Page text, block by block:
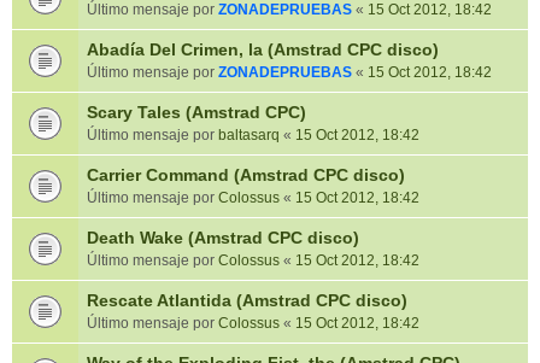
Último mensaje por ZONADEPRUEBAS « 15 Oct 2012, 18:42
Abadía Del Crimen, la (Amstrad CPC disco)
Último mensaje por ZONADEPRUEBAS « 15 Oct 2012, 18:42
Scary Tales (Amstrad CPC)
Último mensaje por baltasarq « 15 Oct 2012, 18:42
Carrier Command (Amstrad CPC disco)
Último mensaje por Colossus « 15 Oct 2012, 18:42
Death Wake (Amstrad CPC disco)
Último mensaje por Colossus « 15 Oct 2012, 18:42
Rescate Atlantida (Amstrad CPC disco)
Último mensaje por Colossus « 15 Oct 2012, 18:42